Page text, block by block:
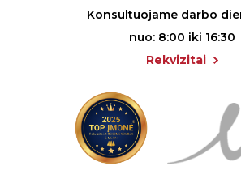
Konsultuojame darbo
nuo: 8:00 iki 16:30
Rekvizitai